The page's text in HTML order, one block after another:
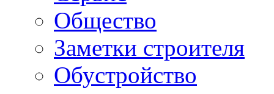
Общество
Заметки строителя
Обустройство